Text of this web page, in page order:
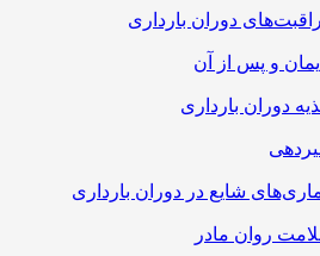
دوران بارداری
و پس از آن
دوران بارداری
شایع در دوران بارداری
روان مادر